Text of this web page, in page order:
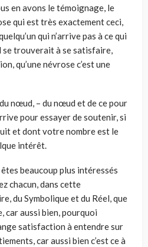
en avons le témoignage, le
qui est très exactement ceci,
qui n’arrive pas à ce qui
se trouverait à se satisfaire,
qu’une névrose c’est une
nœud, – du nœud et de ce pour
pour essayer de soutenir, si
et dont votre nombre est le
intérêt.
beaucoup plus intéressés
chacun, dans cette
du Symbolique et du Réel, que
car aussi bien, pourquoi
satisfaction à entendre sur
car aussi bien c’est ce à